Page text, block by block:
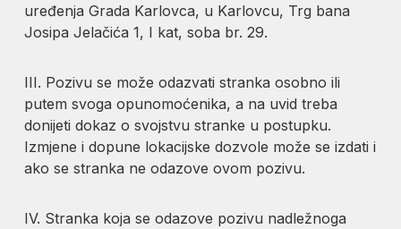
uređenja Grada Karlovca, u Karlovcu, Trg bana
Josipa Jelačića 1, I kat, soba br. 29.
III. Pozivu se može odazvati stranka osobno ili
putem svoga opunomoćenika, a na uvid treba
donijeti dokaz o svojstvu stranke u postupku.
Izmjene i dopune lokacijske dozvole može se izdati i
ako se stranka ne odazove ovom pozivu.
IV. Stranka koja se odazove pozivu nadležnoga